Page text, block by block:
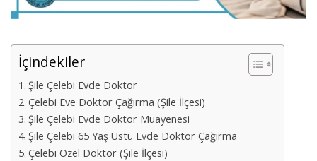
İçindekiler
Şile Çelebi Evde Doktor
Çelebi Eve Doktor Çağırma (Şile İlçesi)
Şile Çelebi Evde Doktor Muayenesi
Şile Çelebi 65 Yaş Üstü Evde Doktor Çağırma
Çelebi Özel Doktor (Şile İlçesi)